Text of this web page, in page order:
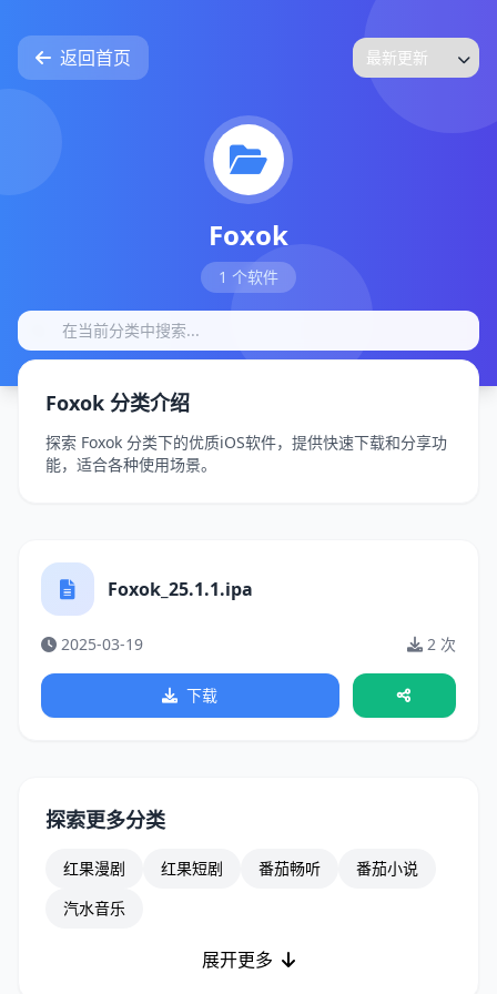
返回首页
Foxok
1 个软件
Foxok 分类介绍
探索 Foxok 分类下的优质iOS软件，提供快速下载和分享功
能，适合各种使用场景。
Foxok_25.1.1.ipa
2025-03-19 2 次
下载
探索更多分类
红果漫剧 红果短剧 番茄畅听
番茄小说
汽水音乐
展开更多